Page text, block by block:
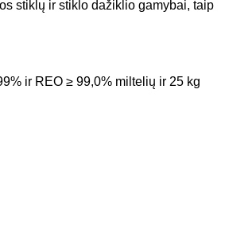
stiklų ir stiklo dažiklio gamybai, taip
ir REO ≥ 99,0% miltelių ir 25 kg